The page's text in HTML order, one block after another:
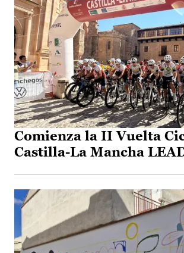
Comienza la II Vuelta
Castilla-La Mancha